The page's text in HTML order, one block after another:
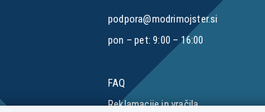
podpora@modrimojster.si
pon – pet: 9:00 – 16:00
FAQ
Reklamacije in vračila